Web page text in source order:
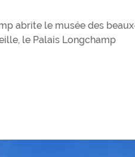
abrite le musée des
le Palais Longchamp